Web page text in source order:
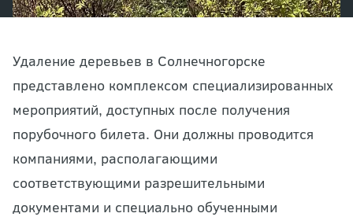
Удаление деревьев в Солнечногорске
представлено комплексом специализированных
мероприятий, доступных после получения
порубочного билета. Они должны проводится
компаниями, располагающими
соответствующими разрешительными
документами и специально обученными